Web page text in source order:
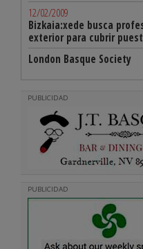
12/02/2009
Bizkaia:xede busca
exterior para cubrir
London Basque Society
PUBLICIDAD
PUBLICIDAD